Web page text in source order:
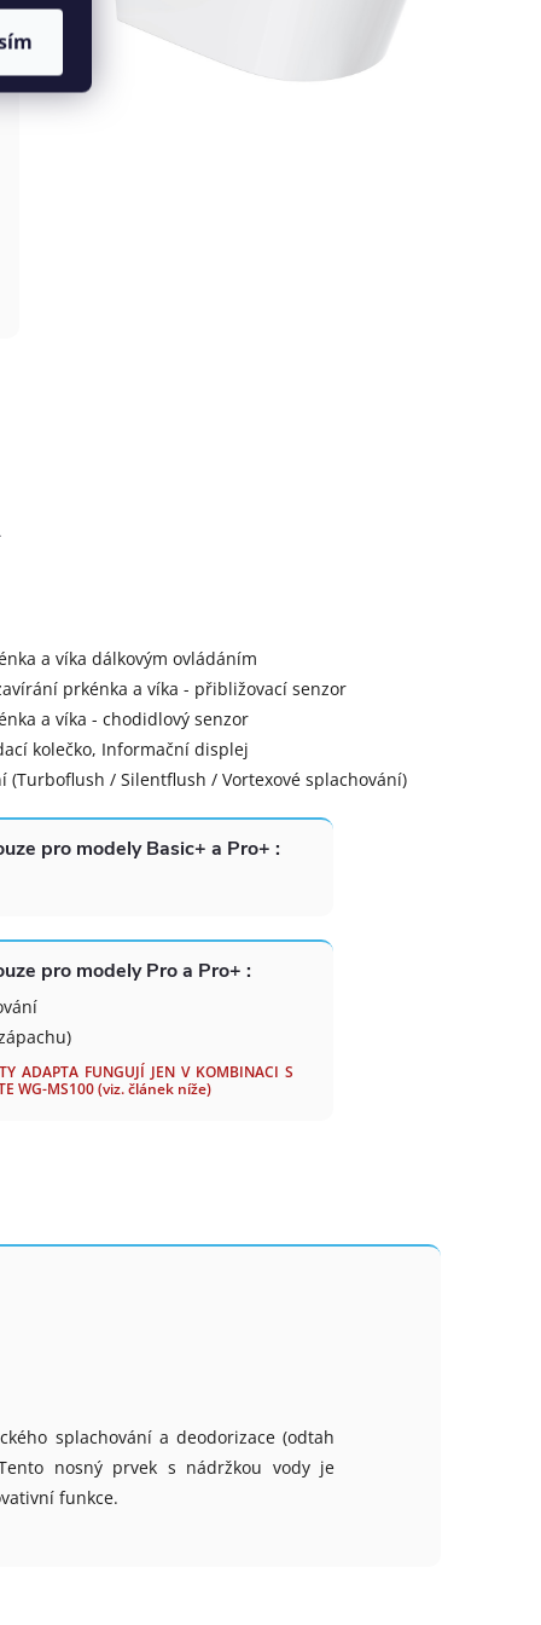
a víka dálkovým ovládáním
prkénka a víka - přibližovací senzor
a víka - chodidlový senzor
kolečko, Informační displej
(Turboflush / Silentflush / Vortexové splachování)
pro modely Basic+ a Pro+ :
pro modely Pro a Pro+ :
ADAPTA FUNGUJÍ JEN V KOMBINACI S
WG-MS100 (viz. článek níže)
splachování a deodorizace (odtah
nosný prvek s nádržkou vody je
funkce.